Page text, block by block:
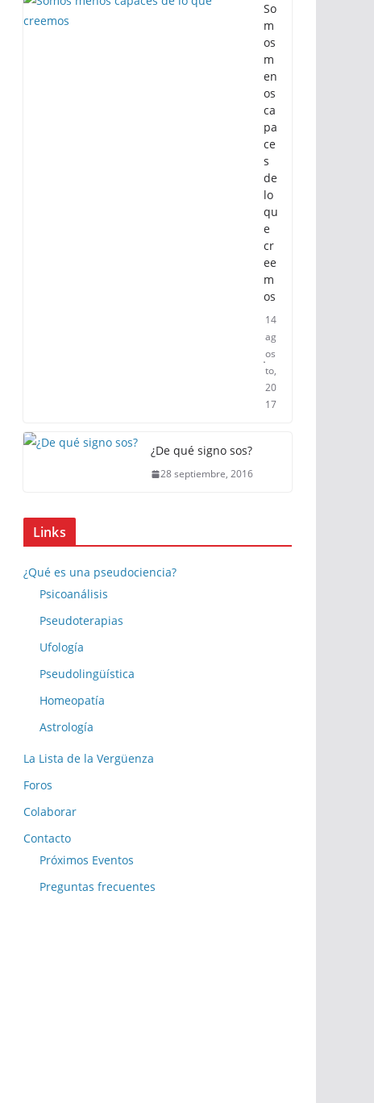
So
m
os
m
en
os
ca
pa
ce
s
de
lo
qu
e
cr
ee
m
os
14
ag
os
to,
20
17
¿De qué signo sos?
28 septiembre, 2016
Links
¿Qué es una pseudociencia?
Psicoanálisis
Pseudoterapias
Ufología
Pseudolingüística
Homeopatía
Astrología
La Lista de la Vergüenza
Foros
Colaborar
Contacto
Próximos Eventos
Preguntas frecuentes